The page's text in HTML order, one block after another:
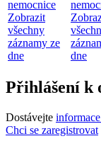
nemocnice
Zobrazit
všechny
záznamy ze
dne
dne
Přihlášení k
Dostávejte
Chci se zaregistrovat